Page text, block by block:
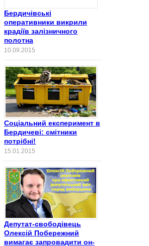
Бердичівські
оперативники викрили
крадіїв залізничного
полотна
10.09.2015
Соціальний експеримент в
Бердичеві: смітники
потрібні!
15.01.2015
Депутат-свободівець
Олексій Побережний
вимагає запровадити он-